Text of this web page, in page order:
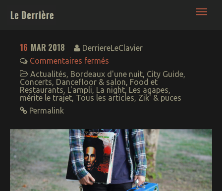
Bars – Boites – Sorties
NightWorks : la ronde
de nuit
Backroom (+18 ans)
16 MAR 2018
DerriereLeClavier
Commentaires fermés
Actualités, Bordeaux d'une nuit, City Guide,
Concerts, Dancefloor & salon, Food et
Restaurants, L'ampli, La night, Les agapes,
mérite le trajet, Tous les articles, Zik' & puces
Permalink